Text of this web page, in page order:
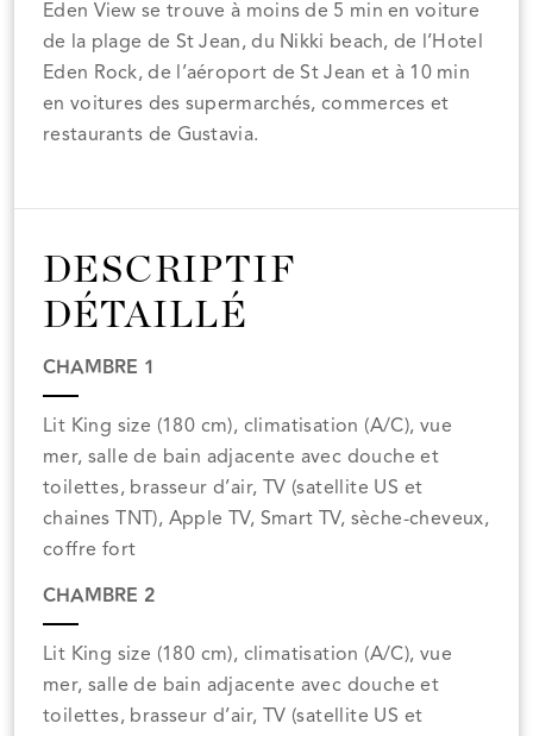
Eden View se trouve à moins de 5 min en voiture
de la plage de St Jean, du Nikki beach, de l’Hotel
Eden Rock, de l’aéroport de St Jean et à 10 min
en voitures des supermarchés, commerces et
restaurants de Gustavia.
DESCRIPTIF
DÉTAILLÉ
CHAMBRE 1
Lit King size (180 cm), climatisation (A/C), vue
mer, salle de bain adjacente avec douche et
toilettes, brasseur d’air, TV (satellite US et
chaines TNT), Apple TV, Smart TV, sèche-cheveux,
coffre fort
CHAMBRE 2
Lit King size (180 cm), climatisation (A/C), vue
mer, salle de bain adjacente avec douche et
toilettes, brasseur d’air, TV (satellite US et